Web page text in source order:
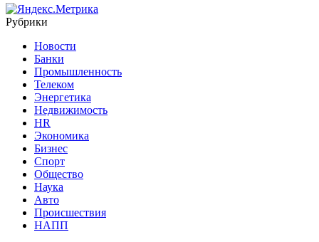
Рубрики
Новости
Банки
Промышленность
Телеком
Энергетика
Недвижимость
HR
Экономика
Бизнес
Спорт
Общество
Наука
Авто
Происшествия
НАПП